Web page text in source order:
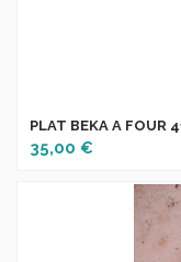
PLAT BEKA A FOUR
35,00 €